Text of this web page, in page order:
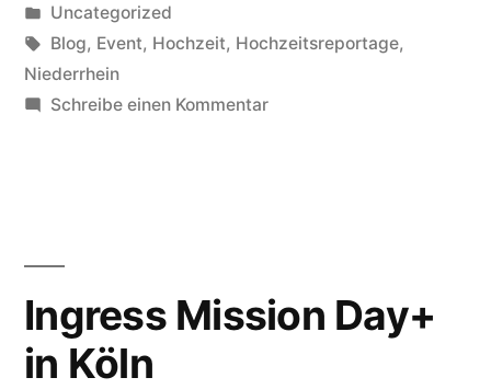
von
Itzy
und
von
Veröffentlicht
in
Uncategorized
Schlagwörter:
Blog, Event, Hochzeit, Hochzeitsreportage,
Niederrhein
Schreibe einen Kommentarzu
und
Ingress Mission Day+
in Köln